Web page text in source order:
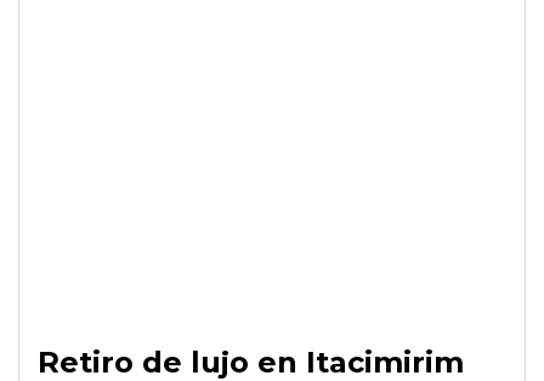
Retiro de lujo en Itacimirim